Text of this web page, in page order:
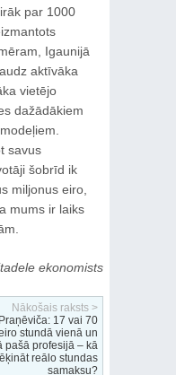
par 1000
Igaunijā
aktīvāka
vietējo
dažādākiem
savus
šobrīd ik
miljonus eiro,
mums ir laiks
ekonomists
Nākošais raksts >
Praņēviča: 17 vai 70
stundā vienā un
pašā profesijā – kā
reālo stundas
samaksu?